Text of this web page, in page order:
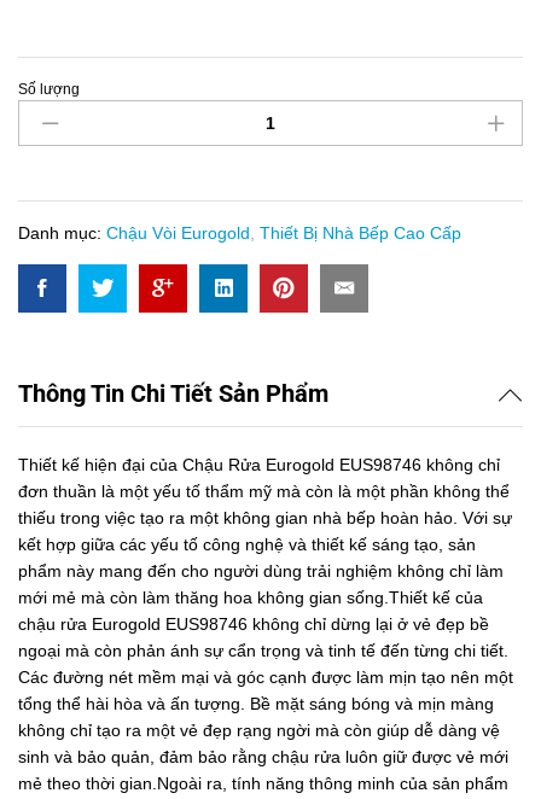
Chậu
Rửa
Eurogold
quantity
Số lượng
Danh mục: Chậu Vòi Eurogold Thiết Bị Nhà Bếp Cao Cấp
Thông Tin Chi Tiết Sản Phẩm
Thiết kế hiện đại của Chậu Rửa Eurogold EUS98746 không chỉ
đơn thuần là một yếu tố thẩm mỹ mà còn là một phần không thể
thiếu trong việc tạo ra một không gian nhà bếp hoàn hảo. Với sự
kết hợp giữa các yếu tố công nghệ và thiết kế sáng tạo, sản
phẩm này mang đến cho người dùng trải nghiệm không chỉ làm
mới mẻ mà còn làm thăng hoa không gian sống.Thiết kế của
chậu rửa Eurogold EUS98746 không chỉ dừng lại ở vẻ đẹp bề
ngoại mà còn phản ánh sự cẩn trọng và tinh tế đến từng chi tiết.
Các đường nét mềm mại và góc cạnh được làm mịn tạo nên một
tổng thể hài hòa và ấn tượng. Bề mặt sáng bóng và mịn màng
không chỉ tạo ra một vẻ đẹp rạng ngời mà còn giúp dễ dàng vệ
sinh và bảo quản, đảm bảo rằng chậu rửa luôn giữ được vẻ mới
mẻ theo thời gian.Ngoài ra, tính năng thông minh của sản phẩm